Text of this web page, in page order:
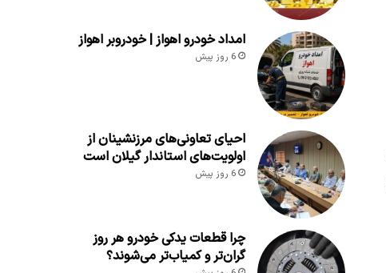
امداد خودرو اهواز | خودروبر اهواز
6 روز پیش
احیای تعاونی‌های مرزنشینان از
اولویت‌های استاندار گیلان است
6 روز پیش
چرا قطعات یدکی خودرو هر روز
گران‌تر و کمیاب‌تر می‌شوند؟